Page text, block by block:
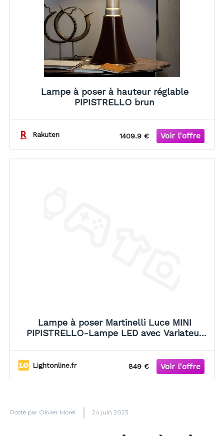
Lampe à poser à hauteur réglable
PIPISTRELLO brun
Rakuten 1409.9 €
Lampe à poser Martinelli Luce MINI
PIPISTRELLO-Lampe LED avec Variateur
Lightonline.fr 849 €
Posté par Olivier Morel 24 juin 2023